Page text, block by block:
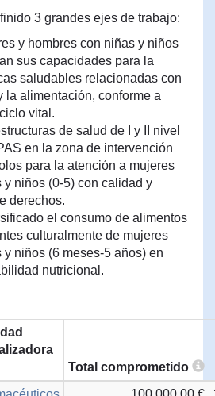
3 grandes ejes de trabajo:
y hombres con niñas y niños
sus capacidades para la
saludables relacionadas con
la alimentación, conforme a
vital.
de salud de I y II nivel
en la zona de intervención
para la atención a mujeres
niños (0-5) con calidad y
derechos.
el consumo de alimentos
culturalmente de mujeres
niños (6 meses-5 años) en
nutricional.
Total comprometido